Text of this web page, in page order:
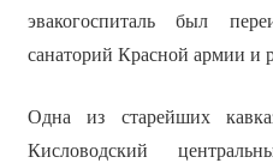
эвакогоспиталь был
санаторий Красной армии и
Одна из старейших
Кисловодский